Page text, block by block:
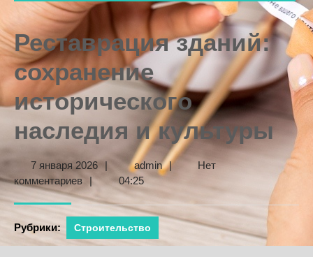
Реставрация зданий:
сохранение
исторического
наследия и культуры
7 января 20267
января
2026
| adminadmin
|
Нет
комментариев
| 04:25
Рубрики: Строительство